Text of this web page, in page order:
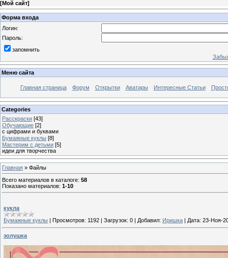
[Мой сайт]
Форма входа
Логин:
Пароль:
запомнить
Меню сайта
Главная страница Форум Открытки Аватары Интересные Статьи
Categories
Расскраски [43]
Обучающие [2]
с цифрами и буквами
Бумажные куклы [8]
Мастерим с детьми [5]
идеи для творчества
Главная » Файлы
Всего материалов в каталоге: 58
Показано материалов: 1-10
кукла
Бумажные куклы | Просмотров: 1192 | Загрузок: 0 | Добавил: Иришка | Дата: 23-Ноя-
золушка